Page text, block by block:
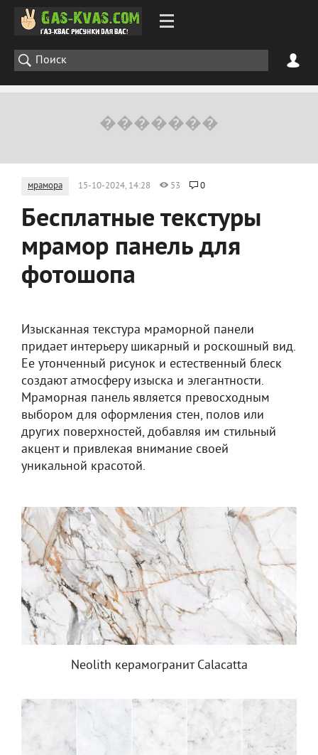
мрамора 15-10-2024, 14:28 53 0
Бесплатные текстуры
мрамор панель для
фотошопа
Изысканная текстура мраморной панели
придает интерьеру шикарный и роскошный вид.
Ее утонченный рисунок и естественный блеск
создают атмосферу изыска и элегантности.
Мраморная панель является превосходным
выбором для оформления стен, полов или
других поверхностей, добавляя им стильный
акцент и привлекая внимание своей
уникальной красотой.
Neolith керамогранит Calacatta